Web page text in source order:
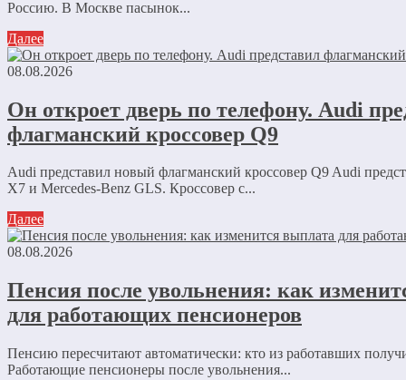
Россию. В Москве пасынок...
Далее
08.08.2026
Он откроет дверь по телефону. Audi
флагманский кроссовер Q9
Audi представил новый флагманский кроссовер Q9 Audi
X7 и Mercedes-Benz GLS. Кроссовер с...
Далее
08.08.2026
Пенсия после увольнения: как
для работающих пенсионеров
Пенсию пересчитают автоматически: кто из работавших
Работающие пенсионеры после увольнения...